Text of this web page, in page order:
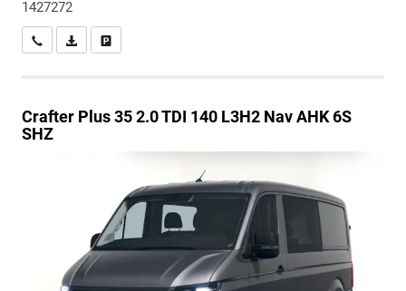
1427272
Wir rufen Sie anPDF-Datei, Fahrzeugexposé drucken
Crafter Plus 35 2.0 TDI 140 L3H2 Nav AHK 6S
SHZ